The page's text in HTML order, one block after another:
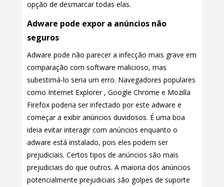
opção de desmarcar todas elas.
Adware pode expor a anúncios não
seguros
Adware pode não parecer a infecção mais grave em
comparação com software malicioso, mas
subestimá-lo seria um erro. Navegadores populares
como Internet Explorer , Google Chrome e Mozilla
Firefox poderia ser infectado por este adware e
começar a exibir anúncios duvidosos. É uma boa
ideia evitar interagir com anúncios enquanto o
adware está instalado, pois eles podem ser
prejudiciais. Certos tipos de anúncios são mais
prejudiciais do que outros. A maioria dos anúncios
potencialmente prejudiciais são golpes de suporte